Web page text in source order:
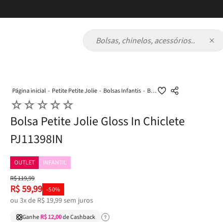
Bolsas, chinelos, acessórios...
Petite Petite Jolie Bolsas Infantis Bolsa Petite Jolie Gloss In Chiclete PJ11398IN
☆☆☆☆☆
Bolsa Petite Jolie Gloss In Chiclete
PJ11398IN
OUTLET
INFANTIL
R$119,99
R$59,99 -50%
ou 3x de R$ 19,99sem juros
GanheR$ 12,00de Cashback